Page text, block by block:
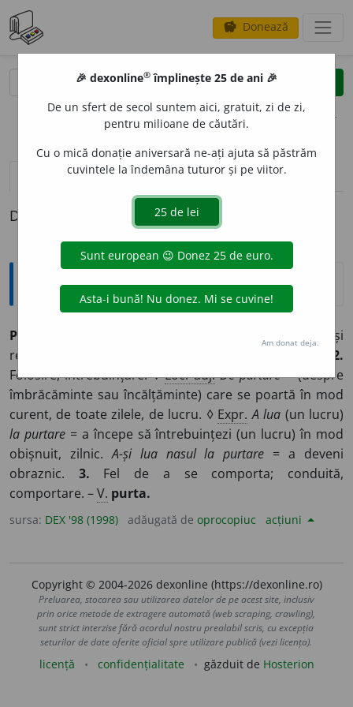
savings Donează
clear
opțiuni
definiții (1) pronunțievolume_up (9)
Definiția cu ID-ul 37283:
Explicative DEX
PURT
și
rezultatul ei.
2.
Folosire, întrebuințare. ◊Loc. adj. De purtare= (despre
îmbrăcăminte sau încălțăminte) care se poartă în mod
curent, de toate zilele, de lucru. ◊ Expr. A lua (un lucru)
la purtare= a începe să întrebuințezi (un lucru) în mod
obișnuit, zilnic.A-și lua nasul la purtare = a deveni
obraznic. 3. Fel de a se comporta; conduită,
comportare. –V. purta.
sursa: DEX '98 (1998) adăugată de oprocopiuc acțiuni
Copyright © 2004-2026 dexonline (https://dexonline.ro)
Preluarea, stocarea sau utilizarea datelor de pe acest site, inclusiv
prin orice metode de extragere automată (web scraping, crawling),
sunt strict interzise fără acordul nostru prealabil scris, cu excepția
seturilor de date oferite oficial spre utilizare publică (vezi licența).
licență confidențialitate găzduit de Hosterion
🎉 dexonline® împlinește 25 de ani 🎉
De un sfert de secol suntem aici, gratuit, zi de zi,
pentru milioane de căutări.
Cu o mică donație aniversară ne-ați ajuta să păstrăm
cuvintele la îndemâna tuturor și pe viitor.
Am donat deja.